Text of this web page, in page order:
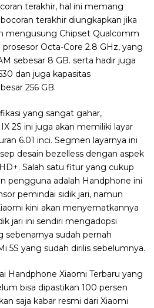
terakhir, hal ini memang
terakhir diungkapkan jika
mengusung Chipset Qualcomm
Octa-Core 2.8 GHz, yang
sebesar 8 GB. serta hadir juga
dan juga kapasitas
256 GB.
yang sangat gahar,
2S ini juga akan memiliki layar
6.01 inci. Segmen layarnya ini
desain bezelless dengan aspek
Salah satu fitur yang cukup
pengguna adalah Handphone ini
pemindai sidik jari, namun
kini akan menyematkannya
jari ini sendiri mengadopsi
sebenarnya sudah pernah
5S yang sudah dirilis sebelumnya.
Handphone Xiaomi Terbaru yang
bisa dipastikan 100 persen
saja kabar resmi dari Xiaomi